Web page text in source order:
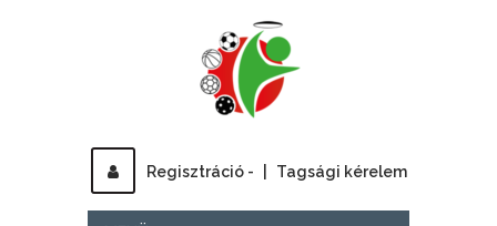
Regisztráció - Tagsági kérelem